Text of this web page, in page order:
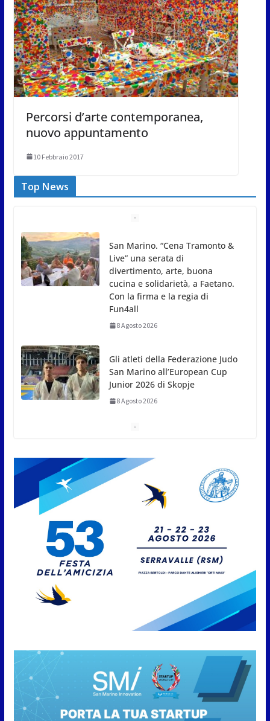
Percorsi d’arte contemporanea,
nuovo appuntamento
10 Febbraio 2017
Top News
Gli atleti della Federazione Judo
San Marino all’European Cup
Junior 2026 di Skopje
8 Agosto 2026
L’arte perde uno dei suoi maestri: si è spento a 91
8 Agosto 2026
A Oltremare 2.0 a Riccione in migliaia per
incontrare i DinsiemE
Femminile: quattro Primavera
aggregate alla Prima Squadra
8 Agosto 2026
Live” una serata di
divertimento, arte, buona
cucina e solidarietà, a Faetano.
Con la firma e la regia di